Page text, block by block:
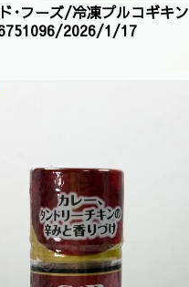
･フーズ/冷凍プルコギキン
2026/1/17